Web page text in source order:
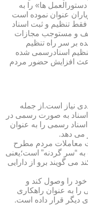
دستورالعمل ها» را به
عنوان نموده است
فقط تنظیم و ثبت اسناد
و مستوجب مجازات
بر سر راه تنظیم
اسنادرسمی شده
افزایش حضور مردم
نیاز است.از جمله
اسناد به صورت رسمی در
رسمی را به عنوان
می دهد.
معاملات مردم مطرح
“سر گردنه” است؛یعنی
گویند برو از دارایی
را وصول کند و
به عنوان راهکاری
دیگر قرار داده است.